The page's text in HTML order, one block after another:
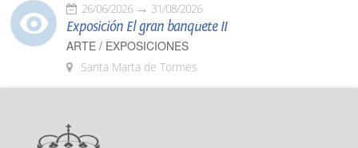
26/06/2026 31/08/2026
Exposición El gran banquete II
ARTE / EXPOSICIONES
Santa Marta de Tormes